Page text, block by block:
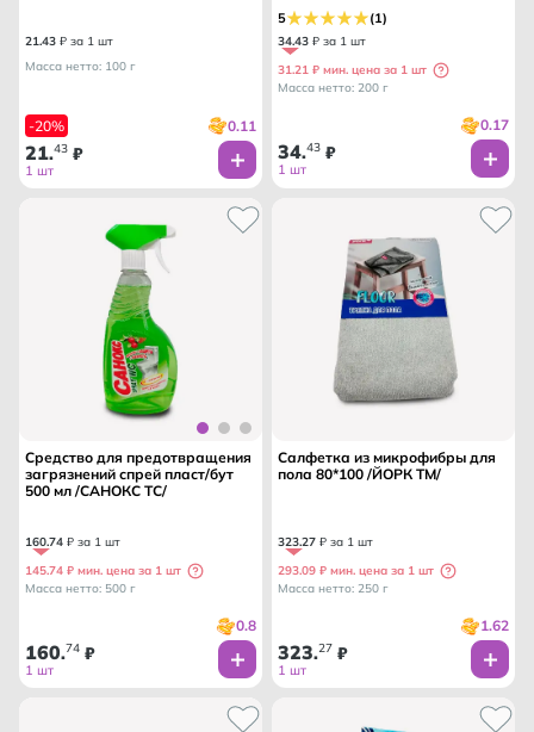
21.43 ₽ за 1 шт
Масса нетто: 100 г
-20% 0.11
21.43 ₽
1 шт
5 (1)
34.43 ₽ за 1 шт
31.21 ₽ мин. цена за 1 шт
Масса нетто: 200 г
0.17
34.43 ₽
1 шт
Средство для предотвращения
загрязнений спрей пласт/бут
500 мл /САНОКС ТС/
160.74 ₽ за 1 шт
145.74 ₽ мин. цена за 1 шт
Масса нетто: 500 г
0.8
160.74 ₽
1 шт
Салфетка из микрофибры для
пола 80*100 /ЙОРК ТМ/
323.27 ₽ за 1 шт
293.09 ₽ мин. цена за 1 шт
Масса нетто: 250 г
1.62
323.27 ₽
1 шт